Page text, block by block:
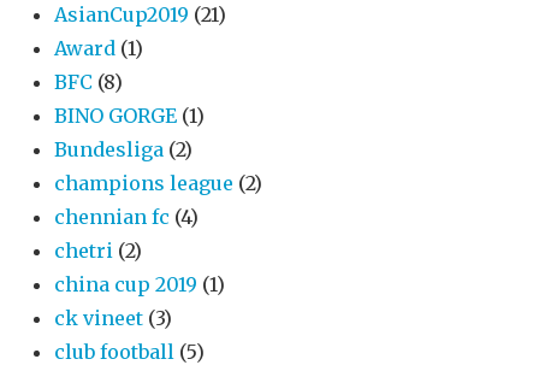
AsianCup2019 (21)
Award (1)
BFC (8)
BINO GORGE (1)
Bundesliga (2)
champions league (2)
chennian fc (4)
chetri (2)
china cup 2019 (1)
ck vineet (3)
club football (5)